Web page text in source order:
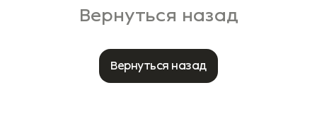
Вернуться назад
Вернуться назад